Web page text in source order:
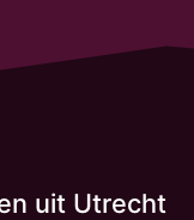
uit Utrecht